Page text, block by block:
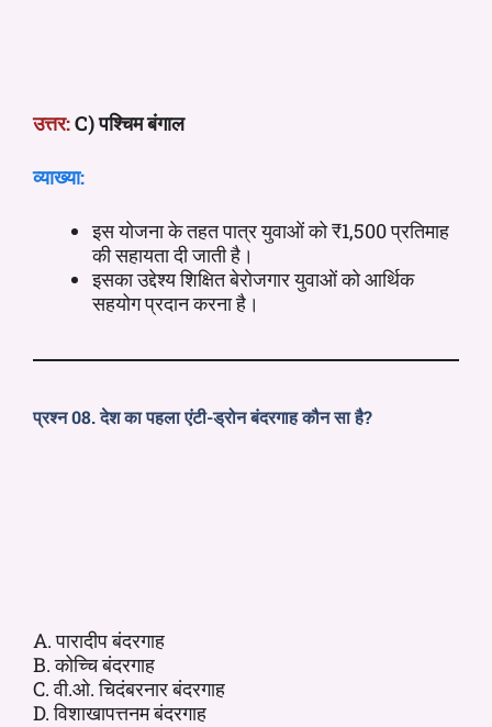
उत्तर:C) पश्चिम बंगाल
व्याख्या:
इस योजना के तहत पात्र युवाओं को ₹1,500 प्रतिमाह
की सहायता दी जाती है।
इसका उद्देश्य शिक्षित बेरोजगार युवाओं को आर्थिक
सहयोग प्रदान करना है।
प्रश्न 08. देश का पहला एंटी-ड्रोन बंदरगाह कौन सा है?
A. पारादीप बंदरगाह
B. कोच्चि बंदरगाह
C. वी.ओ. चिदंबरनार बंदरगाह
D. विशाखापत्तनम बंदरगाह